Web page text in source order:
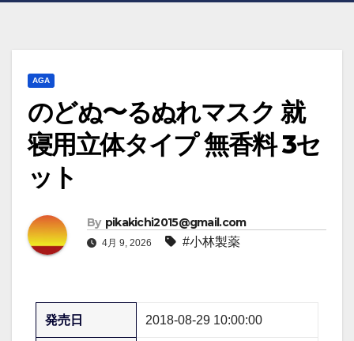
AGA
のどぬ〜るぬれマスク 就
寝用立体タイプ 無香料 3セ
ット
By pikakichi2015@gmail.com
4月 9, 2026 #小林製薬
発売日 2018-08-29 10:00:00